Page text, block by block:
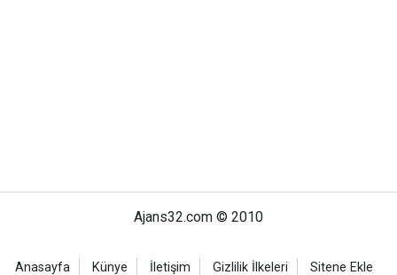
Ajans32.com © 2010
Anasayfa Künye İletişim Gizlilik İlkeleri Sitene Ekle